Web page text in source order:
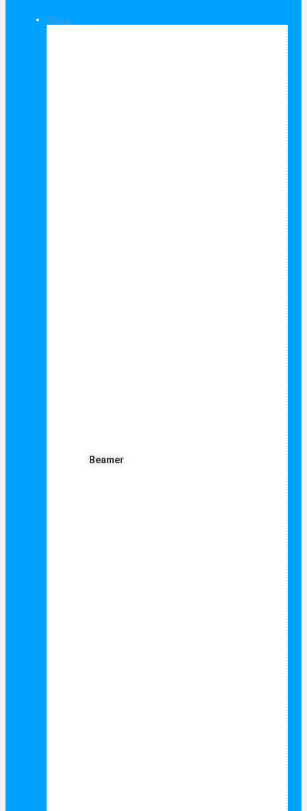
Shop
Beamer